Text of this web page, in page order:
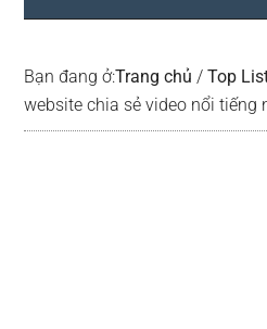
Bạn đang ở:Trang chủ / Top
website chia sẻ video nổi tiếng